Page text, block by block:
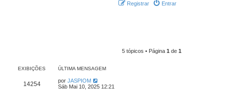
Entrar
Registrar
5 tópicos • Página 1 de 1
EXIBIÇÕES ÚLTIMA MENSAGEM
14254 por JASPIOM
Sáb Mai 10, 2025 12:21